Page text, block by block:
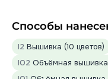
Способы
I2 Вышивка (10 цветов)
IO2 Объёмная вышивка